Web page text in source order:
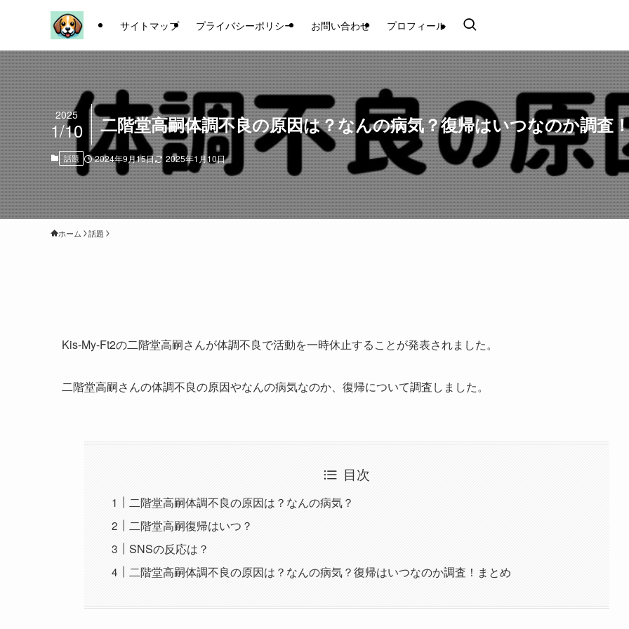
サイトマップ プライバシーポリシー お問い合わせ プロフィール
二階堂高嗣体調不良の原因は？なんの病気？復帰はいつなのか調査
2025
1/10
話題 2024年9月15日 2025年1月10日
ホーム 話題
Kis-My-Ft2の二階堂高嗣さんが体調不良で活動を一時休止することが発表されました。
二階堂高嗣さんの体調不良の原因やなんの病気なのか、復帰について調査しました。
目次
二階堂高嗣体調不良の原因は？なんの病気？
二階堂高嗣復帰はいつ？
SNSの反応は？
二階堂高嗣体調不良の原因は？なんの病気？復帰はいつなのか調査！まとめ